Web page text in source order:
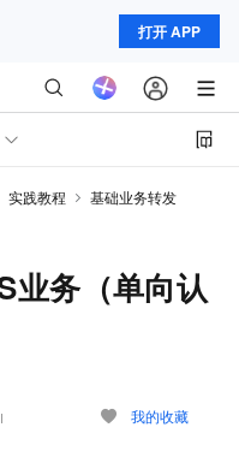
打开 APP
实践教程
基础业务转发
业务（单向认
我的收藏